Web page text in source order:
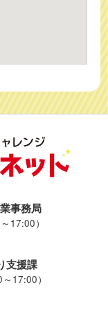
事務局
17:00）
支援課
17:00）